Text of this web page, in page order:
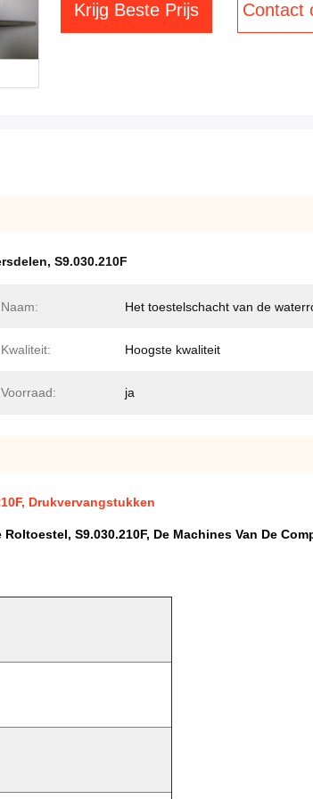
Krijg Beste Prijs Contact
, S9.030.210F
Naam: Het toestelschacht van de
Kwaliteit: Hoogste kwaliteit
Voorraad: ja
Drukvervangstukken
S9.030.210F, De Machines Van De